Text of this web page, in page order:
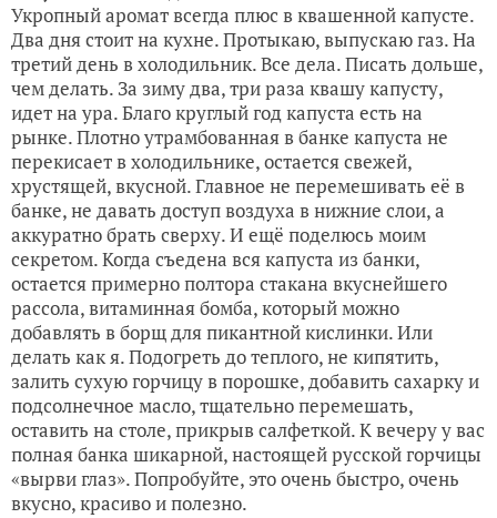
Укропный аромат всегда плюс в квашенной капусте.
Два дня стоит на кухне. Протыкаю, выпускаю газ. На
третий день в холодильник. Все дела. Писать дольше,
чем делать. За зиму два, три раза квашу капусту,
идет на ура. Благо круглый год капуста есть на
рынке. Плотно утрамбованная в банке капуста не
перекисает в холодильнике, остается свежей,
хрустящей, вкусной. Главное не перемешивать её в
банке, не давать доступ воздуха в нижние слои, а
аккуратно брать сверху. И ещё поделюсь моим
секретом. Когда съедена вся капуста из банки,
остается примерно полтора стакана вкуснейшего
рассола, витаминная бомба, который можно
добавлять в борщ для пикантной кислинки. Или
делать как я. Подогреть до теплого, не кипятить,
залить сухую горчицу в порошке, добавить сахарку и
подсолнечное масло, тщательно перемешать,
оставить на столе, прикрыв салфеткой. К вечеру у вас
полная банка шикарной, настоящей русской горчицы
«вырви глаз». Попробуйте, это очень быстро, очень
вкусно, красиво и полезно.